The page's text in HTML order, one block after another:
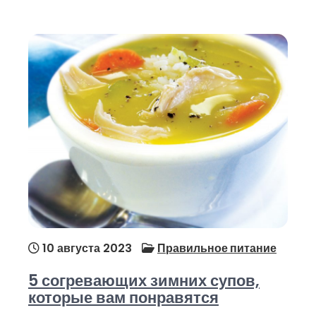
10 августа 2023 Правильное питание
5 согревающих зимних супов,
которые вам понравятся